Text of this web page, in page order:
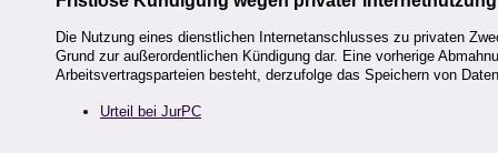
Die Nutzung eines dienstlichen Internetanschlusses zu privaten
Grund zur außerordentlichen Kündigung dar. Eine vorherige
Arbeitsvertragsparteien besteht, derzufolge das Speichern von
Urteil bei JurPC